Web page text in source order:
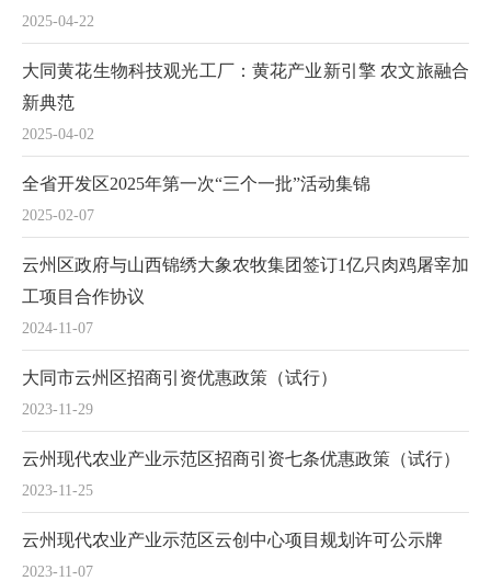
2025-04-22
2025-04-02
大同黄花生物科技观光工厂：黄花产业新引擎 农文旅融合
新典范
2025-02-07
全省开发区2025年第一次“三个一批”活动集锦
2024-11-07
云州区政府与山西锦绣大象农牧集团签订1亿只肉鸡屠宰加
工项目合作协议
2023-11-29
大同市云州区招商引资优惠政策（试行）
2023-11-25
云州现代农业产业示范区招商引资七条优惠政策（试行）
2023-11-07
云州现代农业产业示范区云创中心项目规划许可公示牌